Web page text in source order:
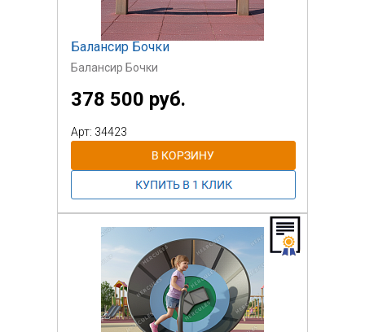
Балансир Бочки
Балансир Бочки
378 500 руб.
Арт: 34423